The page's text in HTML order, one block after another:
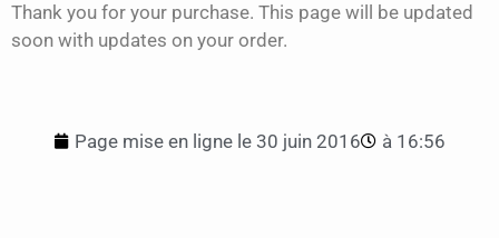
Thank you for your purchase. This page will be updated
soon with updates on your order.
Page mise en ligne le 30 juin 2016 à 16:56